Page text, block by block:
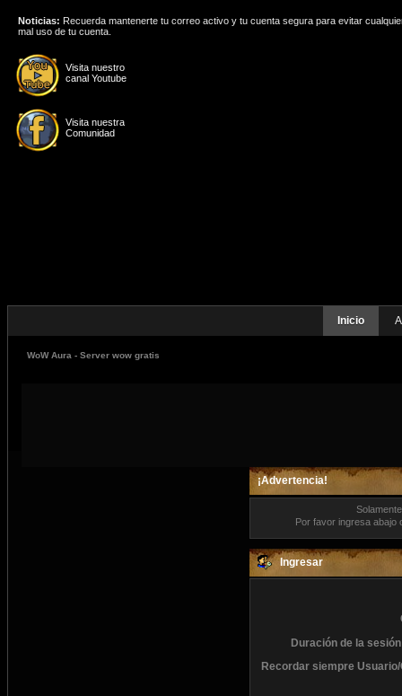
Visita nuestro
canal Youtube
Visita nuestra
Comunidad
Noticias: Recuerda mantenerte tu correo activo y tu cuenta segura para evitar
mal uso de tu cuenta.
Inicio
WoW Aura - Server wow gratis
¡Advertencia!
Por favor ingresa abajo
Ingresar
Duración de la
Recordar siempre